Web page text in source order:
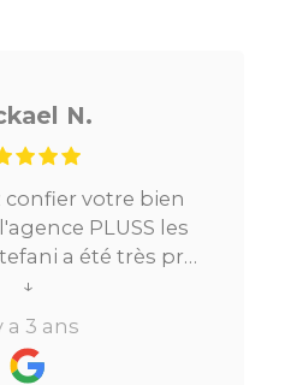
N.
confier votre bien
PLUSS les
a été très pro
processus.Très
a su répondre à
en moins de
email ou par
↓
a 3 ans